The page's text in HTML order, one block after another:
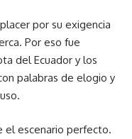
por su exigencia
Por eso fue
del Ecuador y los
palabras de elogio y
el escenario perfecto.